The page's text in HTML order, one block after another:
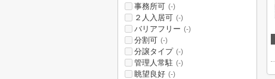
事務所可 (-)
２人入居可 (-)
バリアフリー (-)
分割可 (-)
分譲タイプ (-)
管理人常駐 (-)
眺望良好 (-)